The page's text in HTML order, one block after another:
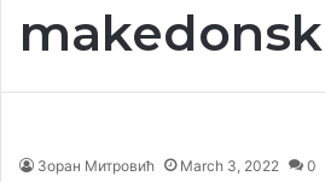
Зоран Митровић March 3, 2022 0